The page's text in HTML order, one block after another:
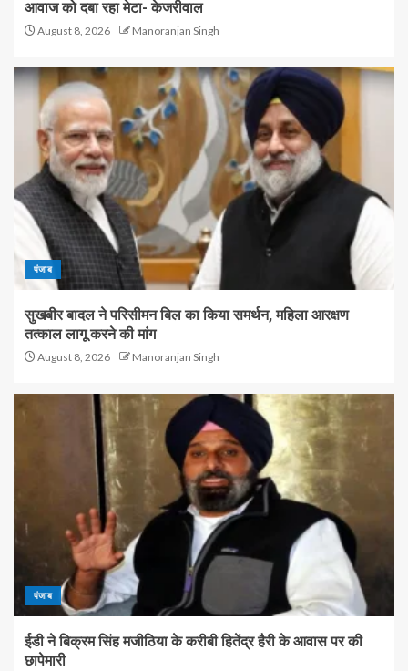
आवाज को दबा रहा मेटा- केजरीवाल
August 8, 2026 Manoranjan Singh
पंजाब
सुखबीर बादल ने परिसीमन बिल का किया समर्थन, महिला आरक्षण
तत्काल लागू करने की मांग
August 8, 2026 Manoranjan Singh
पंजाब
ईडी ने बिक्रम सिंह मजीठिया के करीबी हितेंद्र हैरी के आवास पर की
छापेमारी